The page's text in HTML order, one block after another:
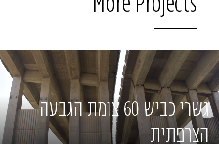
גשרי כביש 60 צומת הגבעה
הצרפתית